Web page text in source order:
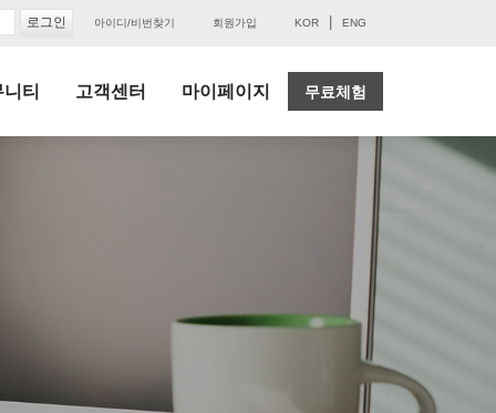
아이디/비번찾기 회원가입 KOR ENG
티 고객센터 마이페이지 무료체험